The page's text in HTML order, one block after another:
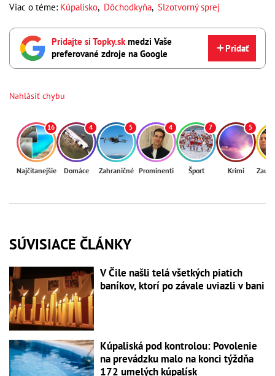
Viac o téme: Kúpalisko, Dôchodkyňa, Slzotvorný sprej
Pridajte si Topky.skmedzi Vaše
preferované zdroje na Google
Pridať
Nahlásiť chybu
16
Najčítanejšie
4
Domáce
5
Zahraničné
4
Prominenti
7
Šport
5
Krimi
SÚVISIACE ČLÁNKY
V Čile našli telá všetkých piatich
baníkov, ktorí po závale uviazli v bani
Kúpaliská pod kontrolou: Povolenie
na prevádzku malo na konci týždňa
172 umelých kúpalísk